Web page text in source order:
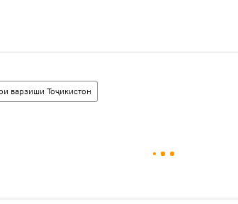
варзиши Тоҷикистон